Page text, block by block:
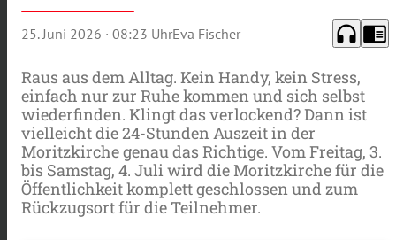
25. Juni 2026 · 08:23 UhrEva Fischer headphones chrome_reader_mode
Raus aus dem Alltag. Kein Handy, kein Stress,
einfach nur zur Ruhe kommen und sich selbst
wiederfinden. Klingt das verlockend? Dann ist
vielleicht die 24-Stunden Auszeit in der
Moritzkirche genau das Richtige. Vom Freitag, 3.
bis Samstag, 4. Juli wird die Moritzkirche für die
Öffentlichkeit komplett geschlossen und zum
Rückzugsort für die Teilnehmer.